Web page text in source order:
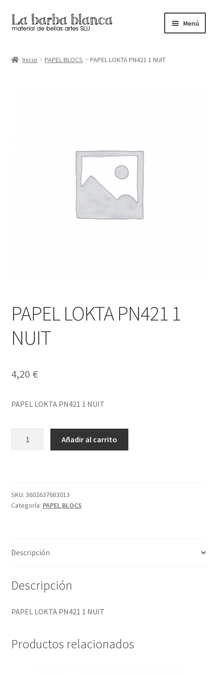
Ir
a
navegación
Ir
al
Menú
Inicio PAPEL BLOCS PAPEL LOKTA PN421 1 NUIT
PAPEL LOKTA PN421 1
NUIT
4,20 €
PAPEL LOKTA PN421 1 NUIT
cantidad
Añadir al carrito
SKU: 3602637683013
Categoría: PAPEL BLOCS
Descripción
Descripción
PAPEL LOKTA PN421 1 NUIT
Productos relacionados